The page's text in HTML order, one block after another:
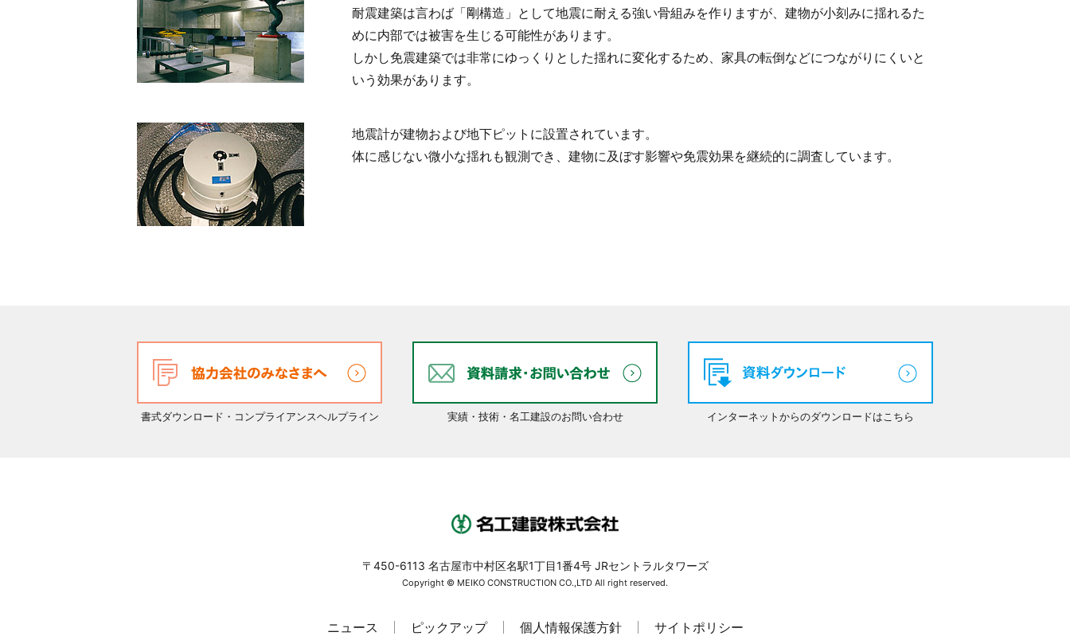
耐震建築は言わば「剛構造」として地震に耐える強い骨組みを作りますが、建物が小刻みに揺れるた
めに内部では被害を生じる可能性があります。
しかし免震建築では非常にゆっくりとした揺れに変化するため、家具の転倒などにつながりにくいと
いう効果があります。
地震計が建物および地下ピットに設置されています。
体に感じない微小な揺れも観測でき、建物に及ぼす影響や免震効果を継続的に調査しています。
書式ダウンロード・コンプライアンスヘルプライン 実績・技術・名工建設のお問い合わせ インターネットからのダウンロードはこちら
〒450-6113 名古屋市中村区名駅1丁目1番4号 JRセントラルタワーズ
Copyright © MEIKO CONSTRUCTION CO.,LTD All right reserved.
ニュース ピックアップ 個人情報保護方針 サイトポリシー